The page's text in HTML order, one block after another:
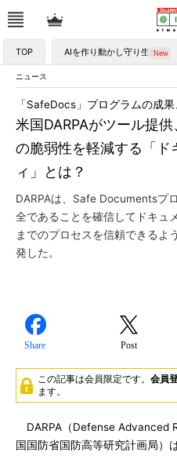
TOP AIを作り動かし守り生かす
ニュース
米国DARPAがツール提
の脆弱性を軽減する「ド
ィ」とは？
「SafeDocs」プログラムの成
DARPAは、Safe Documentsプ
全であることを確信してドキュ
までのプロセスを信頼できるよ
発した。
Share Post
この記事は会員限定です。 会員
ます。
DARPA（Defense Advanced
国国防省国防高等研究計画局）